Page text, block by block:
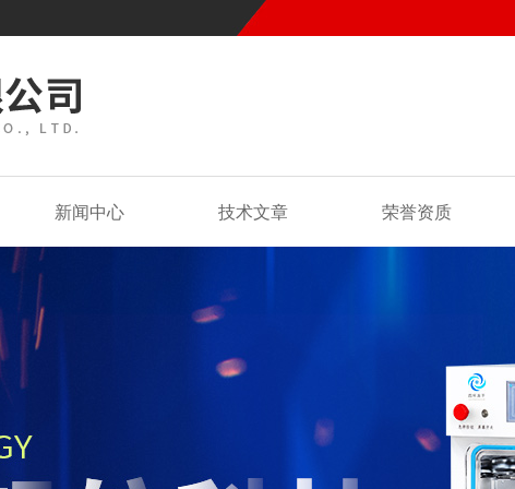
新闻中心 技术文章 荣誉资质